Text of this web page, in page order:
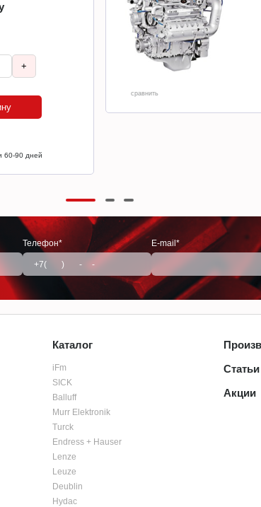
60-90 дней
+
сравнить
Телефон* E-mail*
Каталог
iFm
SICK
Balluff
Murr Elektronik
Turck
Endress + Hauser
Lenze
Leuze
Deublin
Hydac
Статьи
Акции